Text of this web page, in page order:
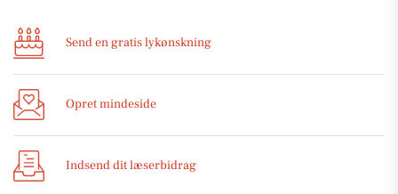
Send en gratis lykønskning
Opret mindeside
Indsend dit læserbidrag